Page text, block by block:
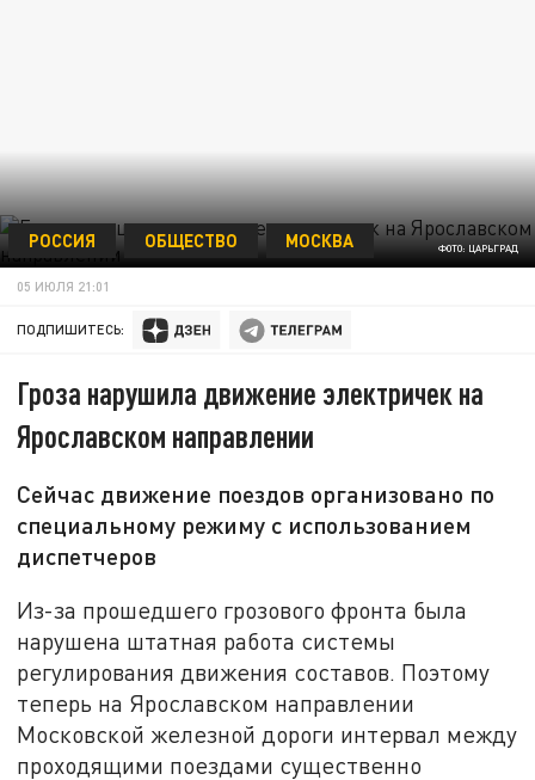
ФОТО: ЦАРЬГРАД
РОССИЯ ОБЩЕСТВО МОСКВА
05 ИЮЛЯ 21:01
ПОДПИШИТЕСЬ:
Гроза нарушила движение электричек на
Ярославском направлении
Сейчас движение поездов организовано по
специальному режиму с использованием
диспетчеров
Из-за прошедшего грозового фронта была
нарушена штатная работа системы
регулирования движения составов. Поэтому
теперь на Ярославском направлении
Московской железной дороги интервал между
проходящими поездами существенно